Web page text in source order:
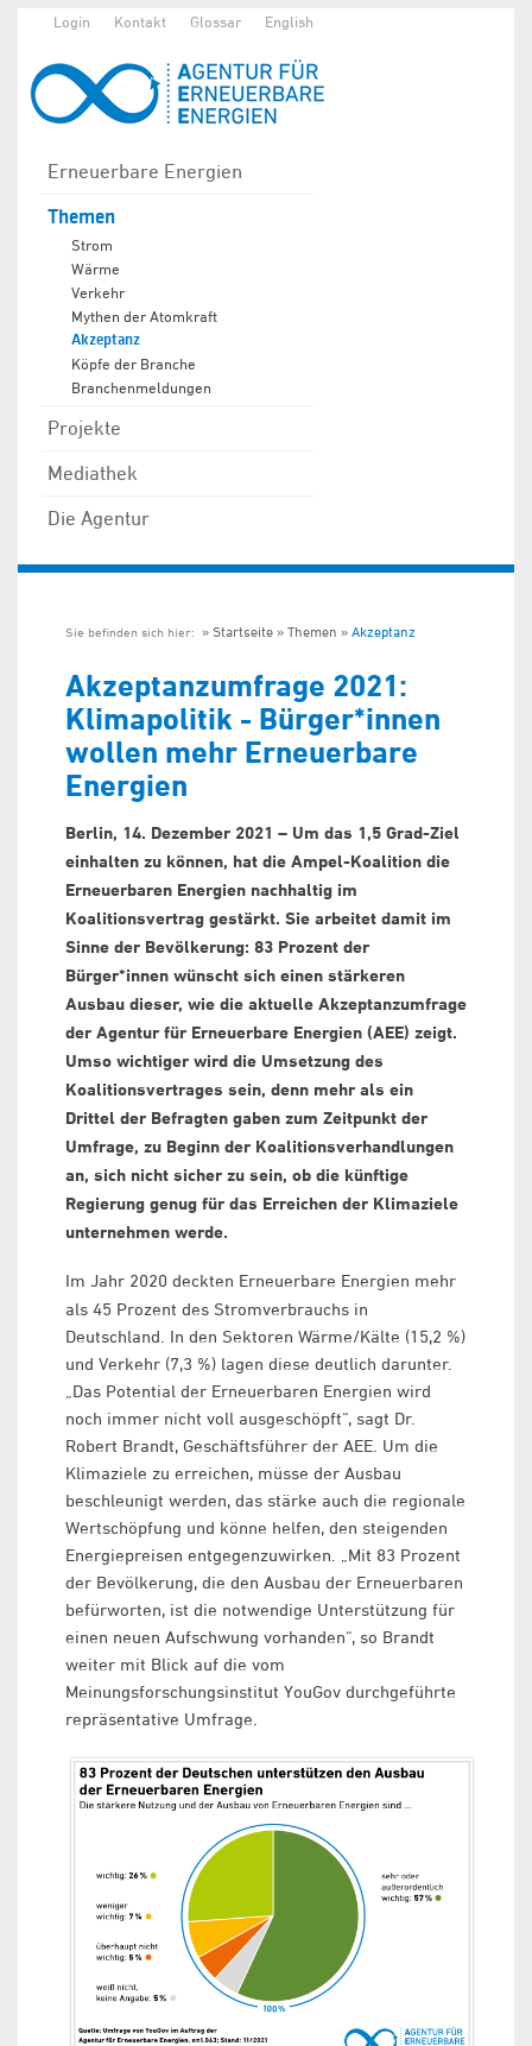
Login Kontakt Glossar English
Erneuerbare Energien
Themen
Strom
Wärme
Verkehr
Mythen der Atomkraft
Akzeptanz
Köpfe der Branche
Branchenmeldungen
Projekte
Mediathek
Die Agentur
Sie befinden sich hier: Startseite Themen Akzeptanz
Akzeptanzumfrage 2021:
Klimapolitik - Bürger*innen
wollen mehr Erneuerbare
Energien
Berlin, 14. Dezember 2021 – Um das 1,5 Grad-Ziel
einhalten zu können, hat die Ampel-Koalition die
Erneuerbaren Energien nachhaltig im
Koalitionsvertrag gestärkt. Sie arbeitet damit im
Sinne der Bevölkerung: 83 Prozent der
Bürger*innen wünscht sich einen stärkeren
Ausbau dieser, wie die aktuelle Akzeptanzumfrage
der Agentur für Erneuerbare Energien (AEE) zeigt.
Umso wichtiger wird die Umsetzung des
Koalitionsvertrages sein, denn mehr als ein
Drittel der Befragten gaben zum Zeitpunkt der
Umfrage, zu Beginn der Koalitionsverhandlungen
an, sich nicht sicher zu sein, ob die künftige
Regierung genug für das Erreichen der Klimaziele
unternehmen werde.
Im Jahr 2020 deckten Erneuerbare Energien mehr
als 45 Prozent des Stromverbrauchs in
Deutschland. In den Sektoren Wärme/Kälte (15,2 %)
und Verkehr (7,3 %) lagen diese deutlich darunter.
„Das Potential der Erneuerbaren Energien wird
noch immer nicht voll ausgeschöpft“, sagt Dr.
Robert Brandt, Geschäftsführer der AEE. Um die
Klimaziele zu erreichen, müsse der Ausbau
beschleunigt werden, das stärke auch die regionale
Wertschöpfung und könne helfen, den steigenden
Energiepreisen entgegenzuwirken. „Mit 83 Prozent
der Bevölkerung, die den Ausbau der Erneuerbaren
befürworten, ist die notwendige Unterstützung für
einen neuen Aufschwung vorhanden“, so Brandt
weiter mit Blick auf die vom
Meinungsforschungsinstitut YouGov durchgeführte
repräsentative Umfrage.